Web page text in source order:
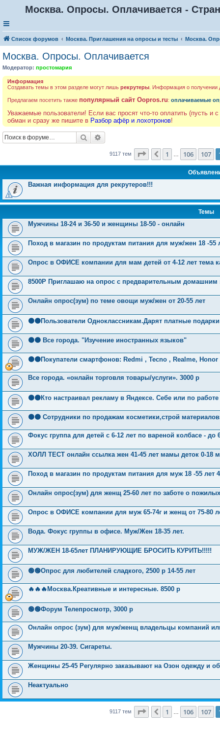
Москва. Опросы. Оплачивается -
Список форумов Москва. Приглашения на опросы и тесты Москва.
Москва. Опросы. Оплачивается
Модератор: простомария
Информация
Создавать темы в этом разделе могут лишь рекрутеры . Информация о получении
Предлагаем посетить также популярный сайт Oopros.ru: оплачиваемые
Уважаемые пользователи! Если вас просят что-то оплатить (пусть и
обман и сразу же пишите в Разбор афёр и лохотронов!
Поиск
9117 тем Страница 108из 365
Пред.
1 106 107
Важная информация для рекрутеров!!!
Темы
Мужчины 18-24 и 36-50 и женщины 18-50 - онлайн
Поход в магазин по продуктам питания для муж/жен 18 -55
Опрос в ОФИСЕ компании для мам детей от 4-12 лет тема
8500Р Приглашаю на опрос с предварительным
Онлайн опрос(зум) по теме овощи муж/жен от 20-55 лет
🟠🟠Пользователи Одноклассникам.Дарят платные подарки
🟠🟠 Все города. "Изучение иностранных языков"
🟠🟠Покупатели смартфонов: Redmi , Tecno , Realme, Honor
Все города. «онлайн торговля товары/услуги». 3000 р
🟠🟠Кто настраивал рекламу в Яндексе. Себе или по работе
🟠🟠 Сотрудники по продажам косметики,строй
Фокус группа для детей с 6-12 лет по вареной колбасе -
ХОЛЛ ТЕСТ онлайн ссылка жен 41-45 лет мамы деток 0-18
Поход в магазин по продуктам питания для муж 18 -55 лет
Онлайн опрос(зум) для женщ 25-60 лет по заботе о
Опрос в ОФИСЕ компании для муж 65-74г и женщ от 75-80
Вода. Фокус группы в офисе. Муж/Жен 18-35 лет.
МУЖ/ЖЕН 18-65лет ПЛАНИРУЮЩИЕ БРОСИТЬ КУРИТЬ!!!!!
🟢🟢Опрос для любителей сладкого, 2500 р 14-55 лет
🔥🔥🔥Москва.Креативные и интересные. 8500 р
🟢🟢Форум Телепросмотр, 3000 р
Онлайн опрос (зум) для муж/женщ владельцы компаний
Мужчины 20-39. Сигареты.
Женщины 25-45 Регулярно заказывают на Озон одежду и
Неактуально
9117 тем Страница 108из 365
Пред.
1 106 107